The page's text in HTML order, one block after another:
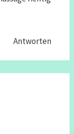
Antworten